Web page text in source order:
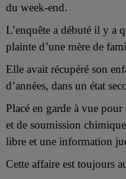
du week-end.
L’enquête a débuté il y a
plainte d’une mère de
Elle avait récupéré son
d’années, dans un état
Placé en garde à vue
et de soumission
libre et une information
Cette affaire est toujours